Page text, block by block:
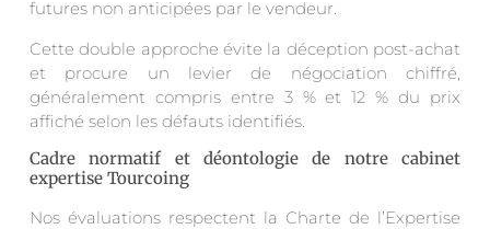
futures non anticipées par le vendeur.
Cette double approche évite la déception post-achat
et procure un levier de négociation chiffré,
généralement compris entre 3 % et 12 % du prix
affiché selon les défauts identifiés.
Cadre normatif et déontologie de notre cabinet
expertise Tourcoing
Nos évaluations respectent la Charte de l’Expertise